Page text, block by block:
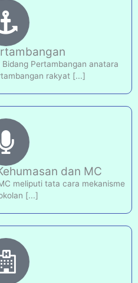
Pertambangan anatara
rakyat [...]
dan MC
meliputi tata cara mekanisme
[...]